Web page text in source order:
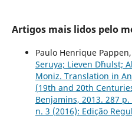
Artigos mais lidos pelo
Paulo Henrique
Seruya; Lieven D´hulst;
Moniz. Translation in
(19th and 20th
Benjamins, 2013. 287 p.
n. 3 (2016): Edição